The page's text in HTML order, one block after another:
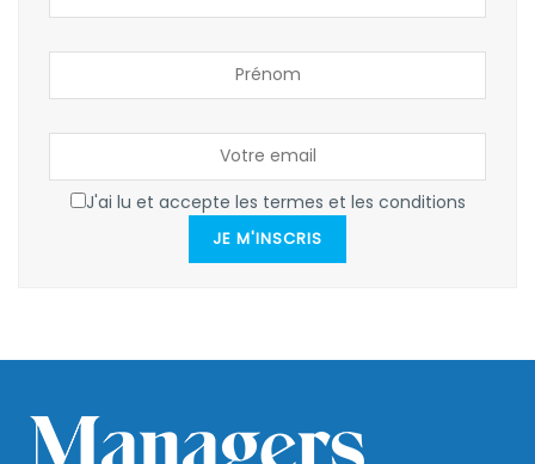
J'ai lu et accepte les termes et les conditions
JE M'INSCRIS